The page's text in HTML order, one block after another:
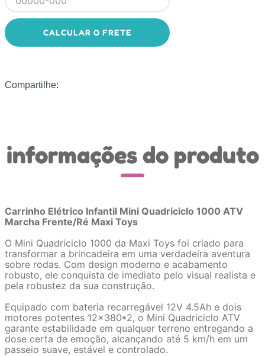
CALCULAR O FRETE
Compartilhe:
informações do produto
Carrinho Elétrico Infantil Mini Quadriciclo 1000 ATV
Marcha Frente/Ré Maxi Toys
O Mini Quadriciclo 1000 da Maxi Toys foi criado para
transformar a brincadeira em uma verdadeira aventura
sobre rodas. Com design moderno e acabamento
robusto, ele conquista de imediato pelo visual realista e
pela robustez da sua construção.
Equipado com bateria recarregável 12V 4.5Ah e dois
motores potentes 12x380*2, o Mini Quadriciclo ATV
garante estabilidade em qualquer terreno entregando a
dose certa de emoção, alcançando até 5 km/h em um
passeio suave, estável e controlado.